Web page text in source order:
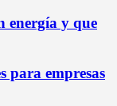
energía y que
para empresas